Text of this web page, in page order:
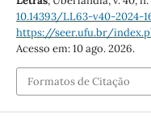
10.14393/LL63-v40-2024-
https://seer.ufu.br/
Acesso em: 10 ago. 2026.
Formatos de Citação